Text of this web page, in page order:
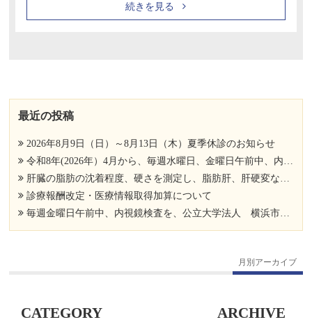
CATEGORY ARCHIVE
続きを見る
最近の投稿
2026年8月9日（日）～8月13日（木）夏季休診のお知らせ
令和8年(2026年）4月から、毎週水曜日、金曜日午前中、内視鏡検査を、公立大学法人 横浜市立大学附属市民総合医療センター 消化器病センター 消化器内科 相馬 亮先生にお手伝い頂いております。
肝臓の脂肪の沈着程度、硬さを測定し、脂肪肝、肝硬変など肝臓病の進行度を調べましょう。
診療報酬改定・医療情報取得加算について
毎週金曜日午前中、内視鏡検査を、公立大学法人 横浜市立大学附属市民総合医療センター 消化器病センター 消化器内科 遠藤 和樹先生にお手伝い頂いております。
月別アーカイブ